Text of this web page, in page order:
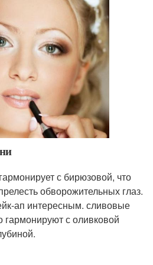
с бирюзовой, что
обворожительных глаз.
ап интересным. сливовые
гармонируют с оливковой